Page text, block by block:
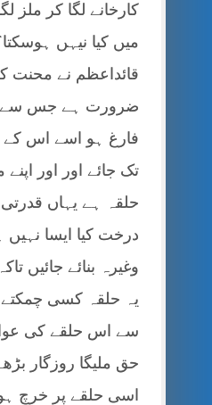
کارخانے لگا کر ملز
میں کیا نیہں
قائداعظم نے
ضرورت ہے جس سے
فارغ ہو اسے اس کے
تک جائے اور اور
حلقہ ہے یہاں
درخت کیا ایسا نہیں
یہ حلقہ کسی چمکتے
سے اس حلقے کی
حق ملیگا روزگار
اسی حلقے پر خرچ